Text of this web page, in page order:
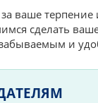
ваше
сделать
и